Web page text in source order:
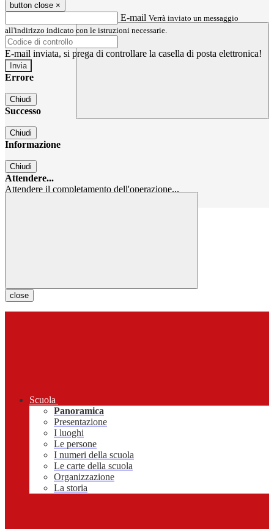
button close ×
E-mail Verrà inviato un messaggio
all'indirizzo indicato con le istruzioni necessarie.
E-mail inviata, si prega di controllare la casella di posta elettronica!
Errore
Chiudi
Successo
Chiudi
Informazione
Chiudi
Attendere...
Attendere il completamento dell'operazione...
close
Scuola
Panoramica
Presentazione
I luoghi
Le persone
I numeri della scuola
Le carte della scuola
Organizzazione
La storia